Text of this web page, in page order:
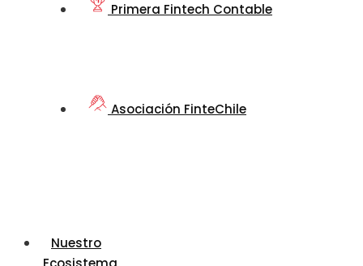
Primera Fintech Contable
Asociación FinteChile
Nuestro